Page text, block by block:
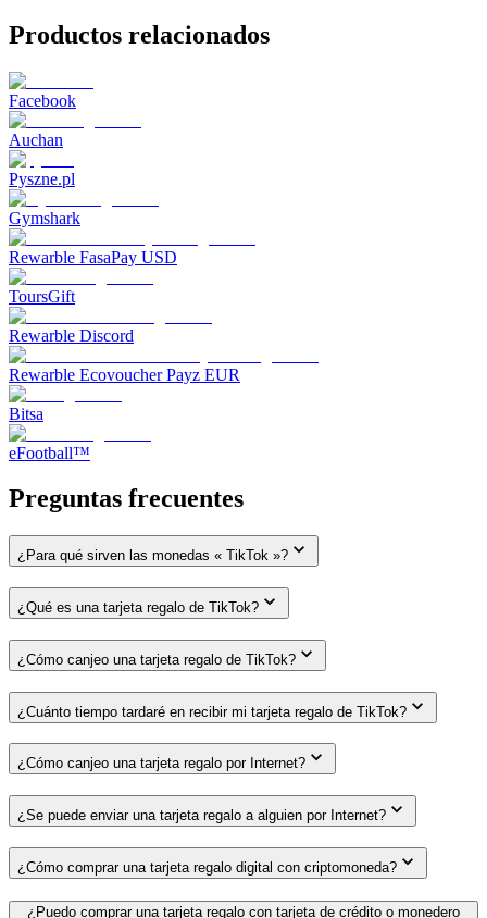
Productos relacionados
Facebook
Auchan
Pyszne.pl
Gymshark
Rewarble FasaPay USD
ToursGift
Rewarble Discord
Rewarble Ecovoucher Payz EUR
Bitsa
eFootball™
Preguntas frecuentes
¿Para qué sirven las monedas « TikTok »?
¿Qué es una tarjeta regalo de TikTok?
¿Cómo canjeo una tarjeta regalo de TikTok?
¿Cuánto tiempo tardaré en recibir mi tarjeta regalo de TikTok?
¿Cómo canjeo una tarjeta regalo por Internet?
¿Se puede enviar una tarjeta regalo a alguien por Internet?
¿Cómo comprar una tarjeta regalo digital con criptomoneda?
¿Puedo comprar una tarjeta regalo con tarjeta de crédito o monedero